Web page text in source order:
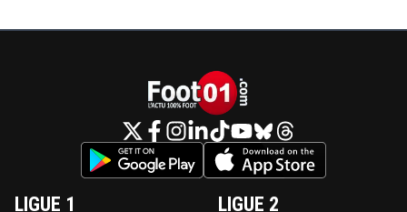
LIGUE 1 LIGUE 2